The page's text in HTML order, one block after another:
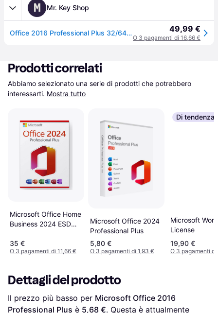
M Mr. Key Shop
Office 2016 Professional Plus 32/64 Bit - Licenza Microsoft 49,99 €
O 3 pagamenti di 16,66 €
Prodotti correlati
Abbiamo selezionato una serie di prodotti che potrebbero
interessarti. Mostra tutto
Microsoft Office Home
Business 2024 ESD
35 €
O 3 pagamenti di 11,66 €
Microsoft Office 2024
Professional Plus
5,80 €
O 3 pagamenti di 1,93 €
Di tendenza
Microsoft
License
19,90 €
O 3 pagamenti
Dettagli del prodotto
Il prezzo più basso per Microsoft Office 2016
Professional Plus è 5,68 €. Questa è attualmente